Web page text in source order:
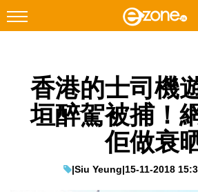
Facebook Instagram
科技焦點
香港的士司機
垣醉駕被捕！
佢做衰
|Siu Yeung|15-11-2018